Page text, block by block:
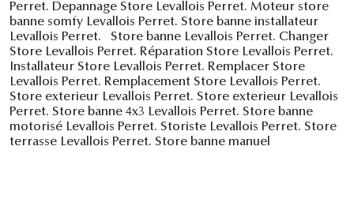
Perret. Depannage Store Levallois Perret. Moteur store
banne somfy Levallois Perret. Store banne installateur
Levallois Perret. Store banne Levallois Perret. Changer
Store Levallois Perret. Réparation Store Levallois Perret.
Installateur Store Levallois Perret. Remplacer Store
Levallois Perret. Remplacement Store Levallois Perret.
Store exterieur Levallois Perret. Store exterieur Levallois
Perret. Store banne 4x3 Levallois Perret. Store banne
motorisé Levallois Perret. Storiste Levallois Perret. Store
terrasse Levallois Perret. Store banne manuel